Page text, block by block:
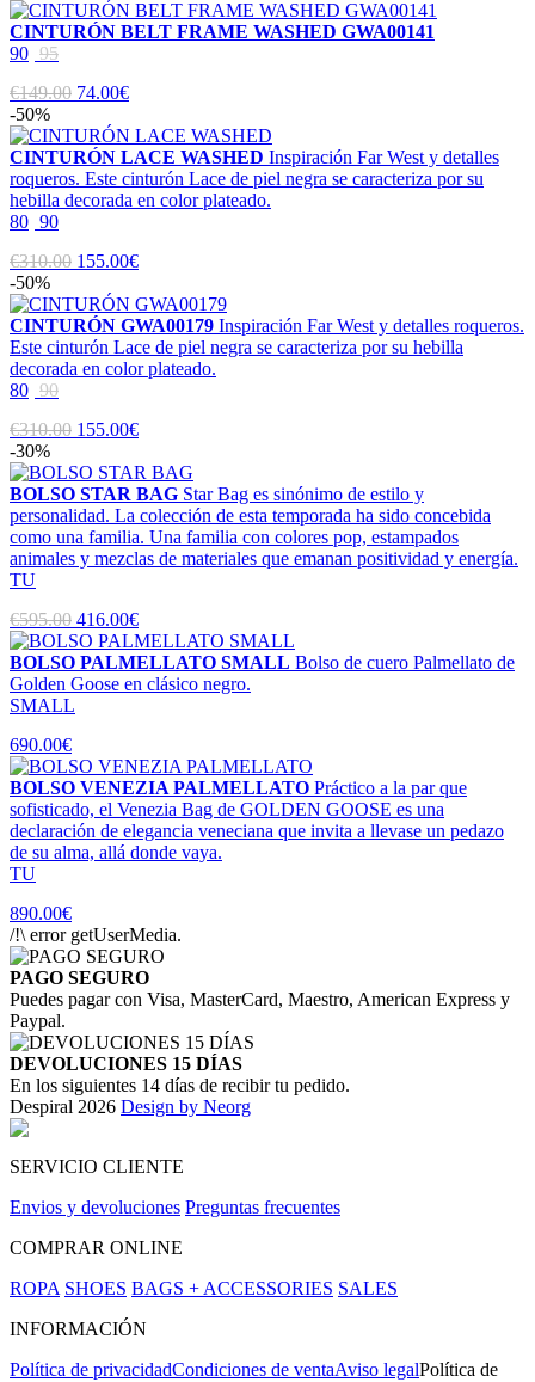
CINTURÓN BELT FRAME WASHED GWA00141
90 95
€149.00 74.00€
-50%
CINTURÓN LACE WASHED Inspiración Far West y detalles
roqueros. Este cinturón Lace de piel negra se caracteriza por su
hebilla decorada en color plateado.
80 90
€310.00 155.00€
-50%
CINTURÓN GWA00179 Inspiración Far West y detalles roqueros.
Este cinturón Lace de piel negra se caracteriza por su hebilla
decorada en color plateado.
80 90
€310.00 155.00€
-30%
BOLSO STAR BAG Star Bag es sinónimo de estilo y
personalidad. La colección de esta temporada ha sido concebida
como una familia. Una familia con colores pop, estampados
animales y mezclas de materiales que emanan positividad y energía.
TU
€595.00 416.00€
BOLSO PALMELLATO SMALL Bolso de cuero Palmellato de
Golden Goose en clásico negro.
SMALL
690.00€
BOLSO VENEZIA PALMELLATO Práctico a la par que
sofisticado, el Venezia Bag de GOLDEN GOOSE es una
declaración de elegancia veneciana que invita a llevase un pedazo
de su alma, allá donde vaya.
TU
890.00€
/!\ error getUserMedia.
PAGO SEGURO
Puedes pagar con Visa, MasterCard, Maestro, American Express y
Paypal.
DEVOLUCIONES 15 DÍAS
En los siguientes 14 días de recibir tu pedido.
Despiral 2026 Design by Neorg
SERVICIO CLIENTE
Envios y devoluciones Preguntas frecuentes
COMPRAR ONLINE
ROPA SHOES BAGS + ACCESSORIES SALES
INFORMACIÓN
Política de privacidadCondiciones de ventaAviso legalPolítica de